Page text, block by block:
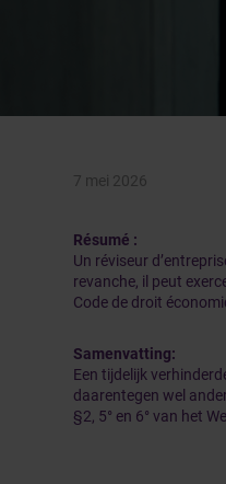
7 mei 2026
Résumé :
Un réviseur
revanche, il peut
Code de droit
Samenvatting:
Een tijdelijk
daarentegen wel
§2, 5° en 6° van het